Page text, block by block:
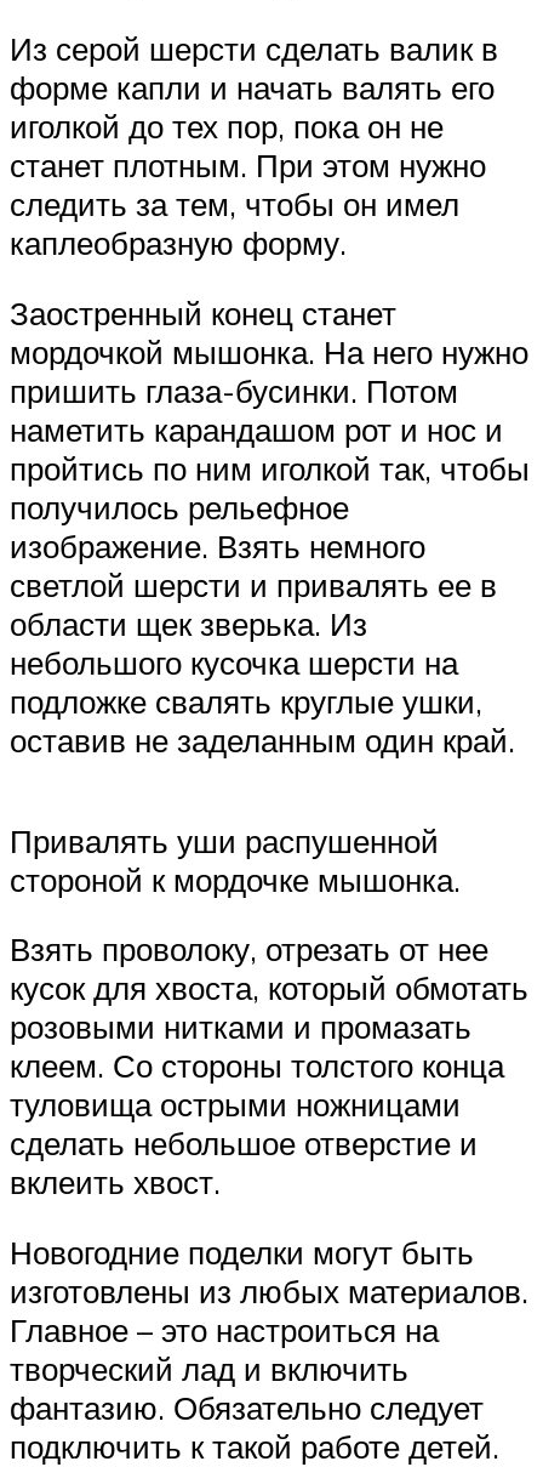
Из серой шерсти сделать валик в
форме капли и начать валять его
иголкой до тех пор, пока он не
станет плотным. При этом нужно
следить за тем, чтобы он имел
каплеобразную форму.
Заостренный конец станет
мордочкой мышонка. На него нужно
пришить глаза-бусинки. Потом
наметить карандашом рот и нос и
пройтись по ним иголкой так, чтобы
получилось рельефное
изображение. Взять немного
светлой шерсти и привалять ее в
области щек зверька. Из
небольшого кусочка шерсти на
подложке свалять круглые ушки,
оставив не заделанным один край.
Привалять уши распушенной
стороной к мордочке мышонка.
Взять проволоку, отрезать от нее
кусок для хвоста, который обмотать
розовыми нитками и промазать
клеем. Со стороны толстого конца
туловища острыми ножницами
сделать небольшое отверстие и
вклеить хвост.
Новогодние поделки могут быть
изготовлены из любых материалов.
Главное – это настроиться на
творческий лад и включить
фантазию. Обязательно следует
подключить к такой работе детей.